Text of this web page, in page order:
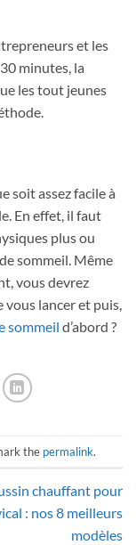
et les
minutes, la
les tout jeunes
soit assez facile à
En effet, il faut
plus ou
sommeil. Même
vous devrez
lancer et puis,
sommeil d’abord ?
the permalink.
chauffant pour
: nos 8 meilleurs
modèles